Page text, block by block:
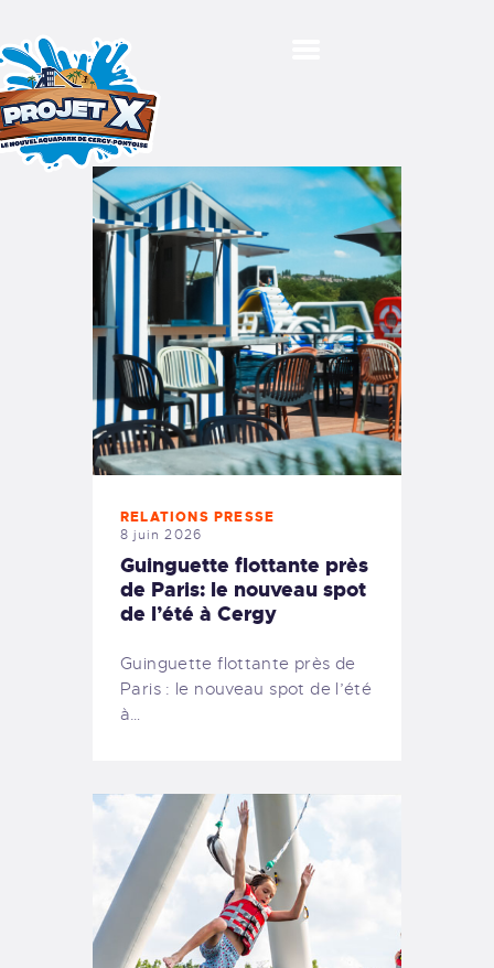
VOTRE VISITE
ACTIVITÉS SUR L’EAU
ÉVÉNEMENTS
LA TERRASSE
FLOTTANTE
AGENDA
TARIFS
RÉSERVER
RELATIONS PRESSE
8 juin 2026
Guinguette flottante près
de Paris: le nouveau spot
de l’été à Cergy
Guinguette flottante près de
Paris : le nouveau spot de l’été
à…